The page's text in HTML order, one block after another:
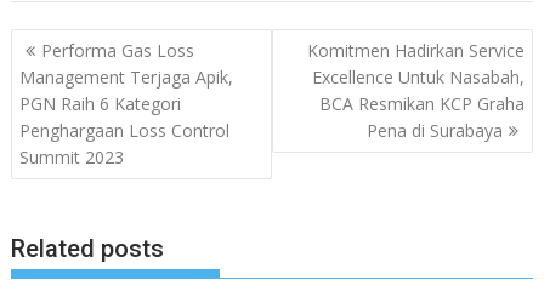
Post
navigation
Performa Gas Loss
Management Terjaga Apik,
PGN Raih 6 Kategori
Penghargaan Loss Control
Summit 2023
Komitmen Hadirkan Service
Excellence Untuk Nasabah,
BCA Resmikan KCP Graha
Pena di Surabaya
Related posts